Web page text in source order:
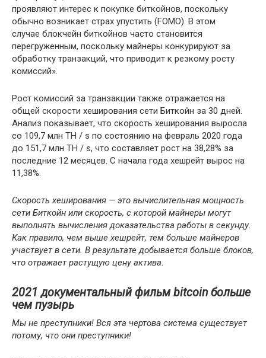
проявляют интерес к покупке биткойнов, поскольку
обычно возникает страх упустить (FOMO). В этом
случае блокчейн биткойнов часто становится
перегруженным, поскольку майнеры конкурируют за
обработку транзакций, что приводит к резкому росту
комиссий».
Рост комиссий за транзакции также отражается на
общей скорости хеширования сети Биткойн за 30 дней.
Анализ показывает, что скорость хеширования выросла
со 109,7 млн ​​TH / s по состоянию на февраль 2020 года
до 151,7 млн ​​TH / s, что составляет рост на 38,28% за
последние 12 месяцев. С начала года хешрейт вырос на
11,38%.
Скорость хеширования — это вычислительная мощность
сети Биткойн или скорость, с которой майнеры могут
выполнять вычисления доказательства работы в секунду.
Как правило, чем выше хешрейт, тем больше майнеров
участвует в сети. В результате добывается больше блоков,
что отражает растущую цену актива.
2021 документальный фильм bitcoin больше
чем пузырь
Мы не преступники! Вся эта чертова система существует
потому, что они преступники!